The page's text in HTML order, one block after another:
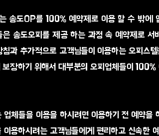
송도OP를 100% 예약제로 이용 할 수 밖에
송도오피를 제공 하는 과정 속 예약제로 서
과 추가적으로 고객님들이 이용하는 오피스
장하기 위해서 대부분의 오피업체들이 100%
체들을 이용을 하시려면 이용하기 전 예약을
이용하시려는 고객님들에게 편리하고 신속한